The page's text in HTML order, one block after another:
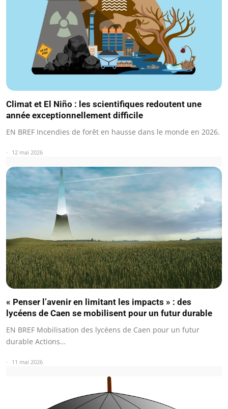
Climat et El Niño : les scientifiques redoutent une
année exceptionnellement difficile
EN BREF Incendies de forêt en hausse dans le monde en 2026.
12 mai 2026
« Penser l’avenir en limitant les impacts » : des
lycéens de Caen se mobilisent pour un futur durable
EN BREF Mobilisation des lycéens de Caen pour un futur
durable Actions…
11 mai 2026